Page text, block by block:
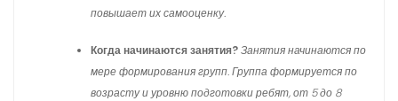
повышает их самооценку.
Когда начинаются занятия?Занятия начинаются по
мере формирования групп. Группа формируется по
возрасту и уровню подготовки ребят, от 5 до 8